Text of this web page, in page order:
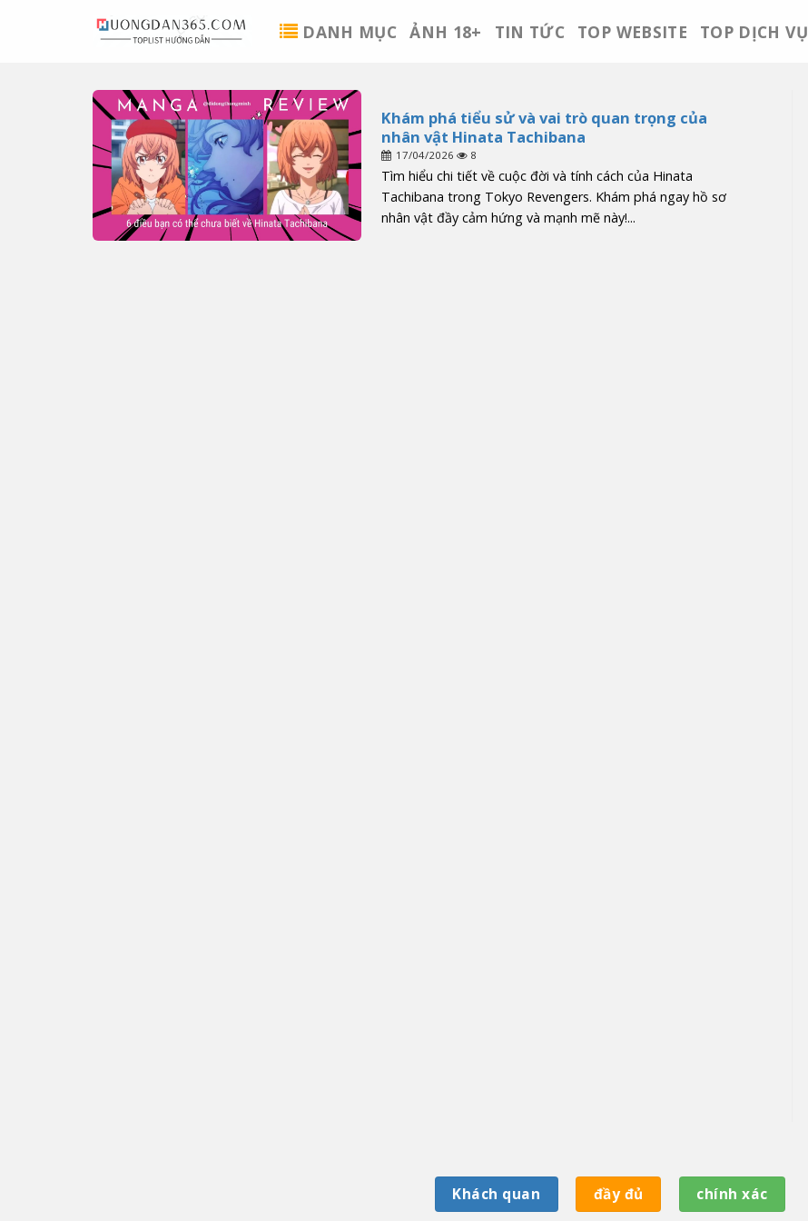
DANH MỤC ẢNH 18+ TIN TỨC TOP WEBSITE TOP DỊCH VỤ
Khám phá tiểu sử và vai trò quan trọng của
nhân vật Hinata Tachibana
17/04/2026 8
Tìm hiểu chi tiết về cuộc đời và tính cách của Hinata
Tachibana trong Tokyo Revengers. Khám phá ngay hồ sơ
nhân vật đầy cảm hứng và mạnh mẽ này!...
Khách quan đầy đủ chính xác